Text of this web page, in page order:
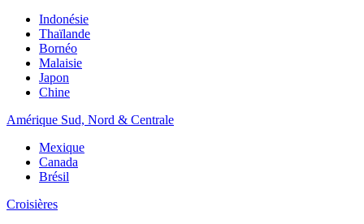
Indonésie
Thaïlande
Bornéo
Malaisie
Japon
Chine
Amérique Sud, Nord & Centrale
Mexique
Canada
Brésil
Croisières